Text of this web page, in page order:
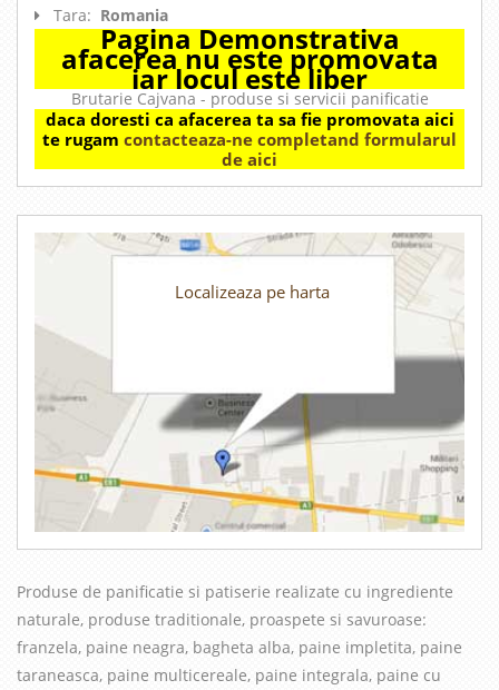
Tara: Romania
Pagina Demonstrativa
afacerea nu este promovata
iar locul este liber
Brutarie Cajvana - produse si servicii panificatie
daca doresti ca afacerea ta sa fie promovata aici
te rugam contacteaza-ne completand formularul
de aici
Localizeaza pe harta
Produse de panificatie si patiserie realizate cu ingrediente
naturale, produse traditionale, proaspete si savuroase:
franzela, paine neagra, bagheta alba, paine impletita, paine
taraneasca, paine multicereale, paine integrala, paine cu